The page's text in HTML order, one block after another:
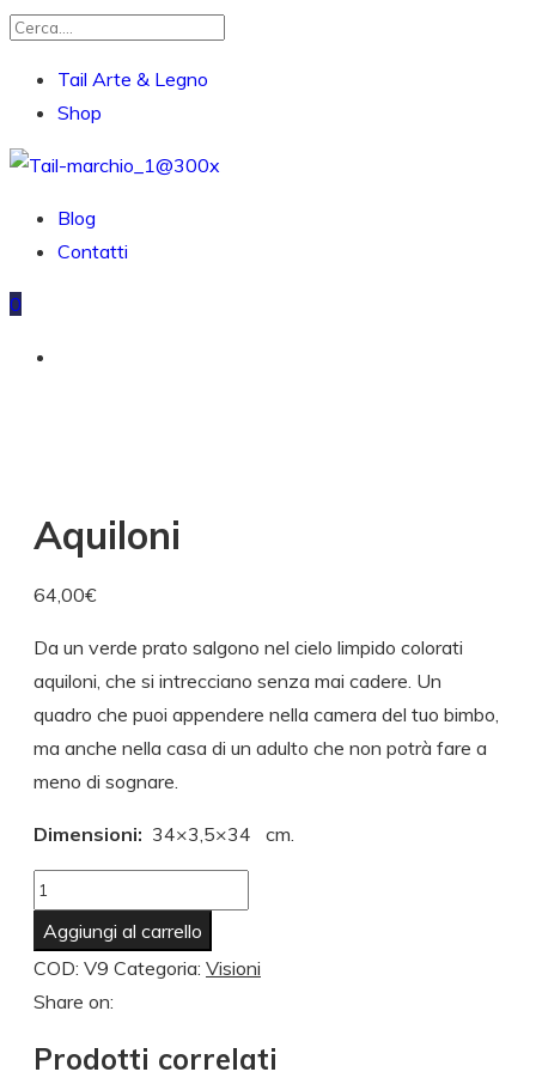
Tail Arte & Legno
Shop
Blog
Contatti
0
Aquiloni
64,00€
Da un verde prato salgono nel cielo limpido colorati
aquiloni, che si intrecciano senza mai cadere. Un
quadro che puoi appendere nella camera del tuo bimbo,
ma anche nella casa di un adulto che non potrà fare a
meno di sognare.
Dimensioni: 34×3,5×34 cm.
Aggiungi al carrello
COD: V9 Categoria: Visioni
Share on:
Prodotti correlati